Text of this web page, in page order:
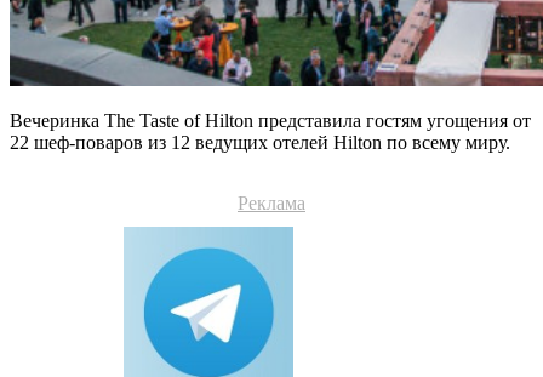
Вечеринка The Taste of Hilton представила гостям угощения от
22 шеф-поваров из 12 ведущих отелей Hilton по всему миру.
Реклама